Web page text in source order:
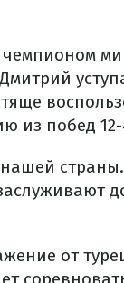
из побед
от